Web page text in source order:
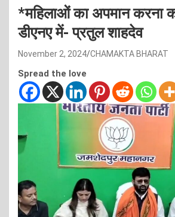
*महिलाओं का अपमान करना
डीएनए में- प्रतुल शाहदेव
November 2, 2024 CHAMAKTA BHARAT
Spread the love